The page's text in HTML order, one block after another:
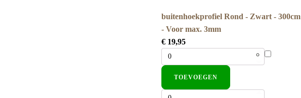
buitenhoekprofiel Rond - Zwart - 300cm
- Voor max. 3mm
€ 19,95
TOEVOEGEN